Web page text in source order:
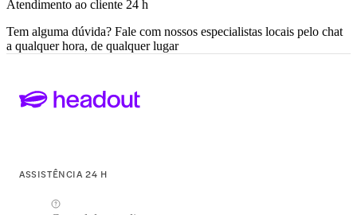
Atendimento ao cliente 24 h
Tem alguma dúvida? Fale com nossos especialistas locais pelo chat
a qualquer hora, de qualquer lugar
ASSISTÊNCIA 24 H